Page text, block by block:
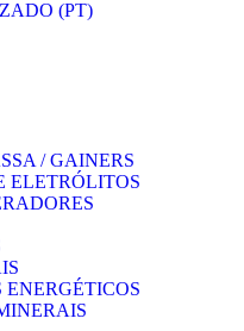
(PT)
/ GAINERS
ELETRÓLITOS
ENERGÉTICOS